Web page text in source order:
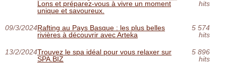
Lons et préparez-vous à vivre un moment
unique et savoureux.
hits
09/3/2024Rafting au Pays Basque : les plus belles
rivières à découvrir avec Arteka
5 574
hits
13/2/2024Trouvez le spa idéal pour vous relaxer sur
SPA.BIZ
5 896
hits